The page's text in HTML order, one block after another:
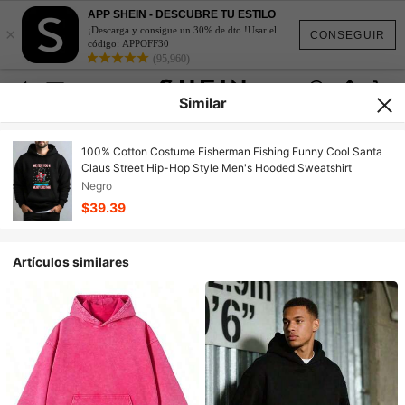
CONSEGUIR
×
APP SHEIN - DESCUBRE TU ESTILO
¡Descarga y consigue un 30% de dto.!Usar el
código: APPOFF30
(95,960)
Similar
100% Cotton Costume Fisherman Fishing Funny Cool Santa
Claus Street Hip-Hop Style Men's Hooded Sweatshirt
Negro
$39.39
Artículos similares